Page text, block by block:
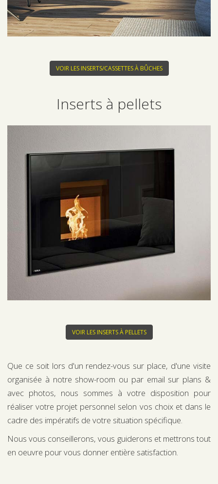
VOIR LES INSERTS/CASSETTES À BÛCHES
Inserts à pellets
VOIR LES INSERTS À PELLETS
Que ce soit lors d'un rendez-vous sur place, d'une visite
organisée à notre show-room ou par email sur plans &
avec photos, nous sommes à votre disposition pour
réaliser votre projet personnel selon vos choix et dans le
cadre des impératifs de votre situation spécifique.
Nous vous conseillerons, vous guiderons et mettrons tout
en oeuvre pour vous donner entière satisfaction.